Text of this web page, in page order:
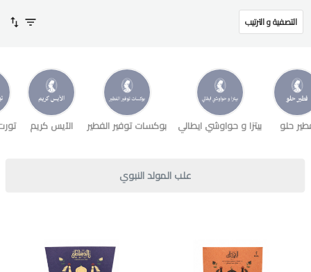
التصفية و الترتيب
حلو بيتزا و حواوشي ايطالي بوكسات توفير الفطير الآيس كريم
علب المولد النبوي